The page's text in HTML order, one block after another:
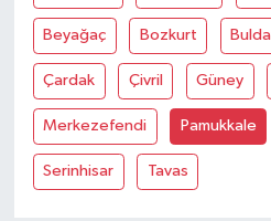
Beyağaç Bozkurt
Çardak Çivril Güney
Merkezefendi Pamukkale
Serinhisar Tavas